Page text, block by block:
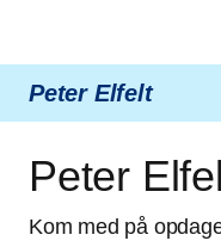
Peter Elfelt
Peter
Kom med på